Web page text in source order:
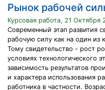
Рынок рабочей
Курсовая работа, 21 Октября
Современный этап развития
рабочую силу как на один из
Тому свидетельство - рост
условиях технологического
зависимость результатов
и характера использования
работника в частности.